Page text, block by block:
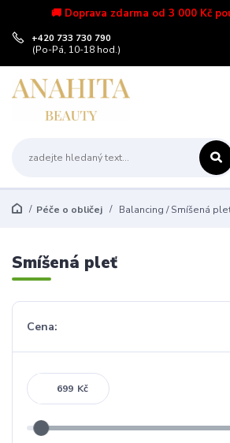
🚚 Doprava zdarma od 3 000 Kč
+420 733 730 790
(Po-Pá, 10-18 hod.)
Péče o obličej Balancing / Smíšená
Smíšená pleť
Cena:
Kč